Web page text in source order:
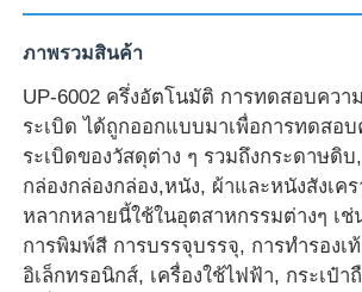
บ้าน
ภาพรวมสินค้า
UP-6002 ครึ่งอัตโนมัติ การทดสอบควา
ระเบิด ได้ถูกออกแบบมาเพื่อการทดสอ
ระเบิดของวัสดุต่าง ๆ รวมถึงกระดาษดิ
กล่องกล่องกล่อง,หนัง, ผ้าและหนังสังเค
หลากหลายนี้ใช้ในอุตสาหกรรมต่างๆ เช่
การพิมพ์สี การบรรจุบรรจุ, การทํารองเ
อิเล็กทรอนิกส์, เครื่องใช้ไฟฟ้า, กระเป๋า